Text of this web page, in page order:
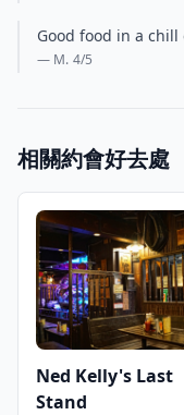
Good food in a
— M. 4/5
相關約會好去處
Ned Kelly's Last
Stand